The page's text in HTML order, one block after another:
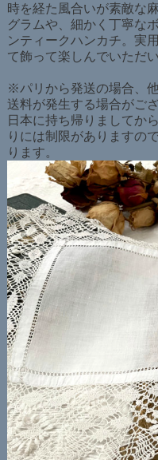
時を経た風合いが素敵な
グラムや、細かく丁寧な
ンティークハンカチ。実
て飾って楽しんでいた
※パリから発送の場合、
送料が発生する場合がござ
日本に持ち帰りましてか
りには制限がありますの
ります。